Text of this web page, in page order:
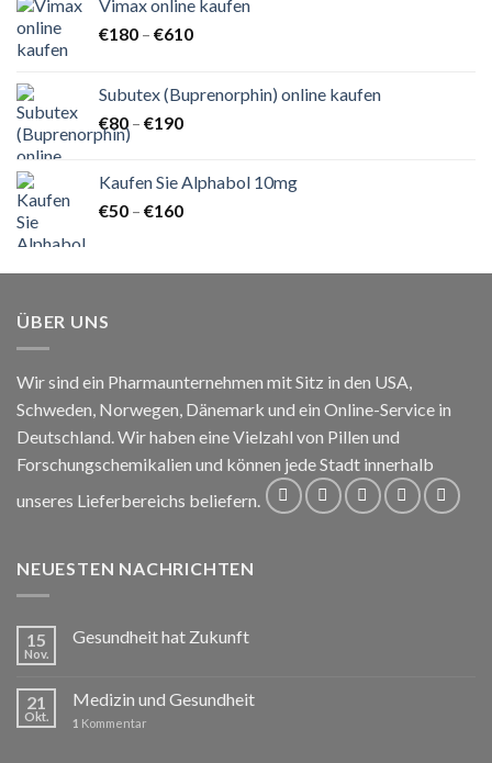
Vimax online kaufen
€180 – €610Preisspanne:
€610
Subutex (Buprenorphin) online kaufen
€80 – €190Preisspanne:
€190
Kaufen Sie Alphabol 10mg
€50 – €160Preisspanne:
€160
ÜBER UNS
Wir sind ein Pharmaunternehmen mit Sitz in den USA,
Schweden, Norwegen, Dänemark und ein Online-Service in
Deutschland. Wir haben eine Vielzahl von Pillen und
Forschungschemikalien und können jede Stadt innerhalb
unseres Lieferbereichs beliefern.
NEUESTEN NACHRICHTEN
15
Nov.
Gesundheit hat Zukunft
21
Okt.
Medizin und Gesundheit
1 Kommentar